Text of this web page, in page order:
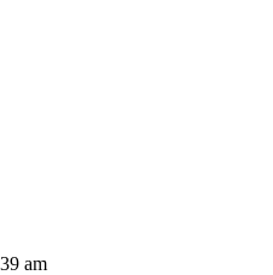
am